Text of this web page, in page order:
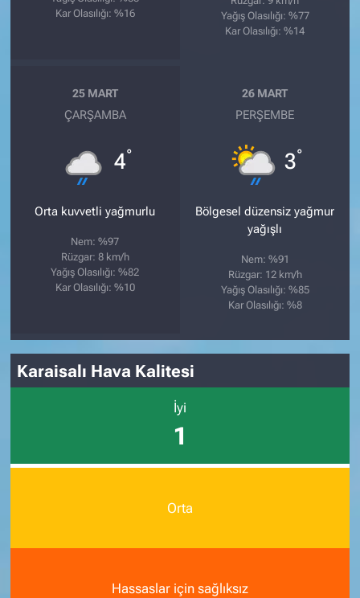
Kar Olasılığı: %16
Yağış Olasılığı: %77
Kar Olasılığı: %14
25 MART
ÇARŞAMBA
4°
Orta kuvvetli yağmurlu
Nem: %97
Rüzgar: 8 km/h
Yağış Olasılığı: %82
Kar Olasılığı: %10
26 MART
PERŞEMBE
3°
Bölgesel düzensiz yağmur
yağışlı
Nem: %91
Rüzgar: 12 km/h
Yağış Olasılığı: %85
Kar Olasılığı: %8
Karaisalı Hava Kalitesi
İyi
1
Orta
Hassaslar için sağlıksız